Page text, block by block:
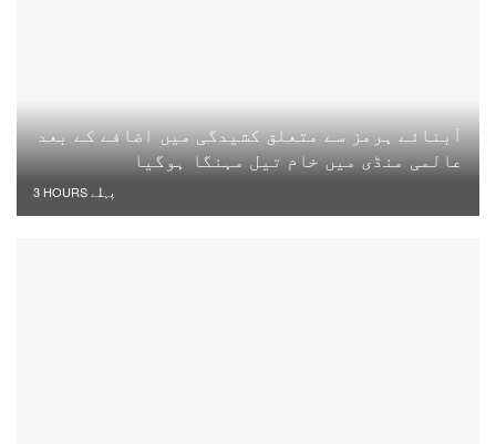
آبنائے ہرمز سے متعلق کشیدگی میں اضافے کے بعد
عالمی منڈی میں خام تیل مہنگا ہوگیا
3 HOURS پہلے